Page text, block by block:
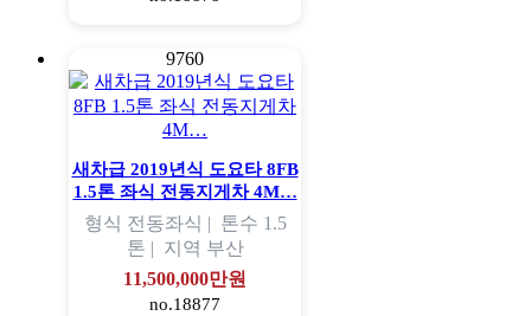
9760
새차급 2019년식 도요타 8FB
1.5톤 좌식 전동지게차 4M…
형식 전동좌식 | 톤수 1.5
톤 | 지역 부산
11,500,000만원
no.18877